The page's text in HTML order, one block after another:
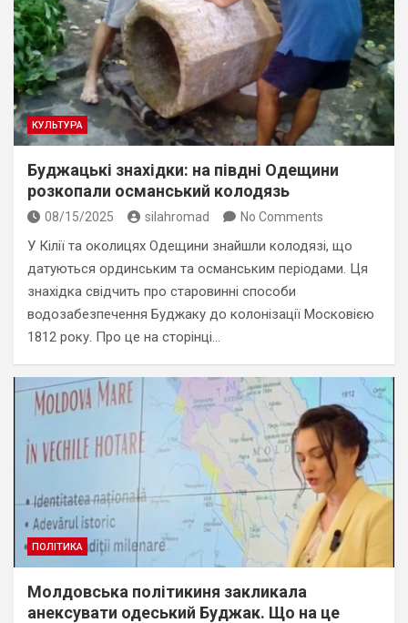
КУЛЬТУРА
Буджацькі знахідки: на півдні Одещини
розкопали османський колодязь
08/15/2025 silahromad No Comments
У Кілії та околицях Одещини знайшли колодязі, що
датуються ординським та османським періодами. Ця
знахідка свідчить про старовинні способи
водозабезпечення Буджаку до колонізації Московією
1812 року. Про це на сторінці…
ПОЛІТИКА
Молдовська політикиня закликала
анексувати одеський Буджак. Що на це